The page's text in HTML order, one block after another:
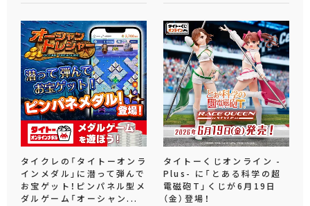
タイクレの「タイトーオンラ
インメダル」に潜って弾んで
お宝ゲット！ピンパネル型メ
ダルゲーム「オーシャン...
タイトーくじオンライン -
Plus- に「とある科学の超
電磁砲T」くじが6月19日
（金）登場！